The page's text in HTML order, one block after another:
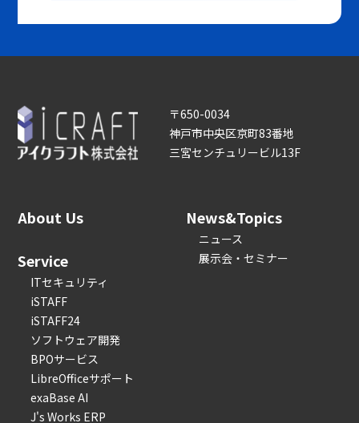
〒650-0034
神戸市中央区京町83番地
三宮センチュリービル13F
About Us
Service
ITセキュリティ
iSTAFF
iSTAFF24
ソフトウェア開発
BPOサービス
LibreOfficeサポート
exaBase AI
J's Works ERP
News&Topics
ニュース
展示会・セミナー